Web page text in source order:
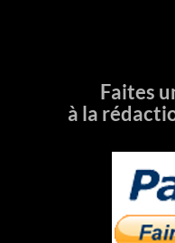
Faites
à la